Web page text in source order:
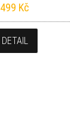
499 Kč
DETAIL